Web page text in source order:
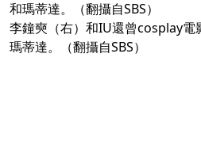
李鐘奭（右）和IU還曾cosplay電
瑪蒂達。（翻攝自SBS）